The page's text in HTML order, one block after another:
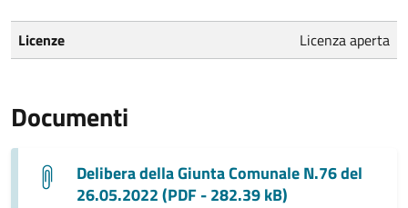
Licenze Licenza aperta
Documenti
Delibera della Giunta Comunale N.76 del
26.05.2022 (PDF - 282.39 kB)